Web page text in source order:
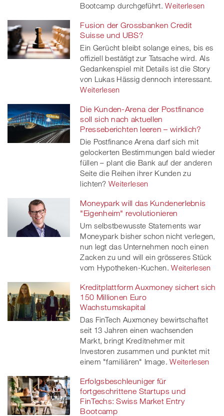
Bootcamp durchgeführt. Weiterlesen
Fusion der Grossbanken Credit
Suisse und UBS?
Ein Gerücht bleibt solange eines, bis es
offiziell bestätigt zur Tatsache wird. Als
Gedankenspiel mit Details ist die Story
von Lukas Hässig dennoch interessant.
Weiterlesen
Die Kunden-Arena der Postfinance
soll sich nach aktuellen
Presseberichten leeren – wirklich?
Die Postfinance Arena darf sich mit
gelockerten Bestimmungen bald wieder
füllen – plant die Bank auf der anderen
Seite die Reihen ihrer Kunden zu
lichten? Weiterlesen
Moneypark will das Kundenerlebnis
"Eigenheim" revolutionieren
Um selbstbewusste Statements war
Moneypark bisher schon nicht verlegen,
nun legt das Unternehmen noch einen
Zacken zu und will ein grösseres Stück
vom Hypotheken-Kuchen. Weiterlesen
Kreditplattform Auxmoney sichert sich
150 Millionen Euro
Wachstumskapital
Das FinTech Auxmoney bewirtschaftet
seit 13 Jahren einen wachsenden
Markt, bringt Kreditnehmer mit
Investoren zusammen und punktet mit
einem "familiären" Image. Weiterlesen
Erfolgsbeschleuniger für
fortgeschrittene Startups und
FinTechs: Swiss Market Entry
Bootcamp